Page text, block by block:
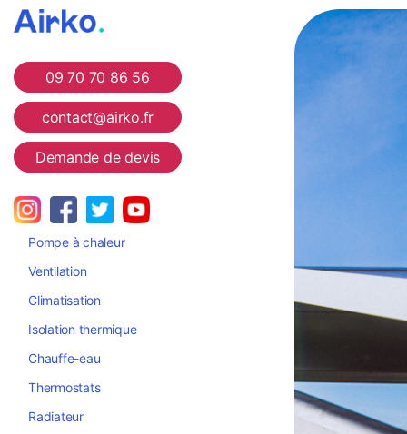
Airko09 70 70 86 56
contact@airko.fr
Demande de devis
Pompe à chaleur
Ventilation
Climatisation
Isolation thermique
Chauffe-eau
Thermostats
Radiateur